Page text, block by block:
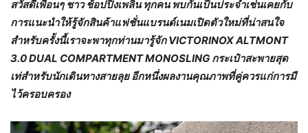
สวัสดีเพื่อนๆ ชาว ช้อปปิ้งเพลิน ทุกคน พบกันเป็นประจำเช่นเคยกับ
การแนะนำให้รู้จักสินค้าแฟชั่นแบรนด์เนมเปิดตัวใหม่ที่น่าสนใจ
สำหรับครั้งนี้เราจะพาทุกท่านมารู้จัก VICTORINOX ALTMONT
3.0 DUAL COMPARTMENT MONOSLING กระเป๋าสะพายสุด
เท่สำหรับนักเดินทางสายลุย อีกหนึ่งผลงานคุณภาพที่คู่ควรแก่การมี
ไว้ครอบครอง